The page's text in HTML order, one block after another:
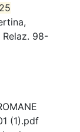
25
98-
(1).pdf